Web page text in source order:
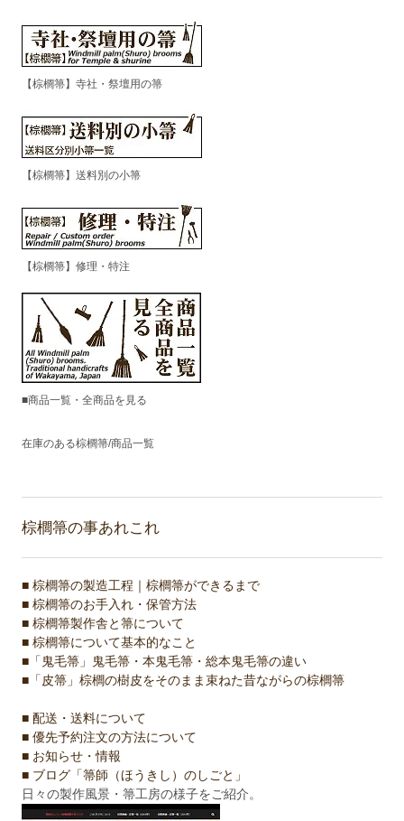
【棕櫚箒】寺社・祭壇用の箒
【棕櫚箒】送料別の小箒
【棕櫚箒】修理・特注
■商品一覧・全商品を見る
在庫のある棕櫚箒/商品一覧
棕櫚箒の事あれこれ
■ 棕櫚箒の製造工程｜棕櫚箒ができるまで
■ 棕櫚箒のお手入れ・保管方法
■ 棕櫚箒製作舎と箒について
■ 棕櫚箒について基本的なこと
■「鬼毛箒」鬼毛箒・本鬼毛箒・総本鬼毛箒の違い
■「皮箒」棕櫚の樹皮をそのまま束ねた昔ながらの棕櫚箒
■ 配送・送料について
■ 優先予約注文の方法について
■ お知らせ・情報
■ ブログ「箒師（ほうきし）のしごと」
日々の製作風景・箒工房の様子をご紹介。